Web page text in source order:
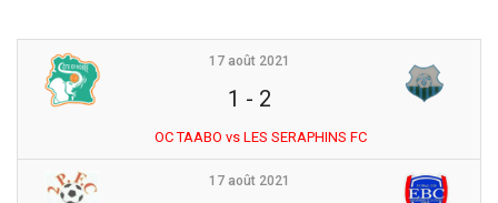
17 août 2021
1 - 2
OC TAABO vs LES SERAPHINS FC
17 août 2021